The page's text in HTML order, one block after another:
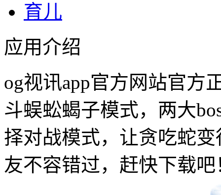
育儿
应用介绍
og视讯app官方网站官方
斗蜈蚣蝎子模式，两大
择对战模式，让贪吃蛇
友不容错过，赶快下载吧